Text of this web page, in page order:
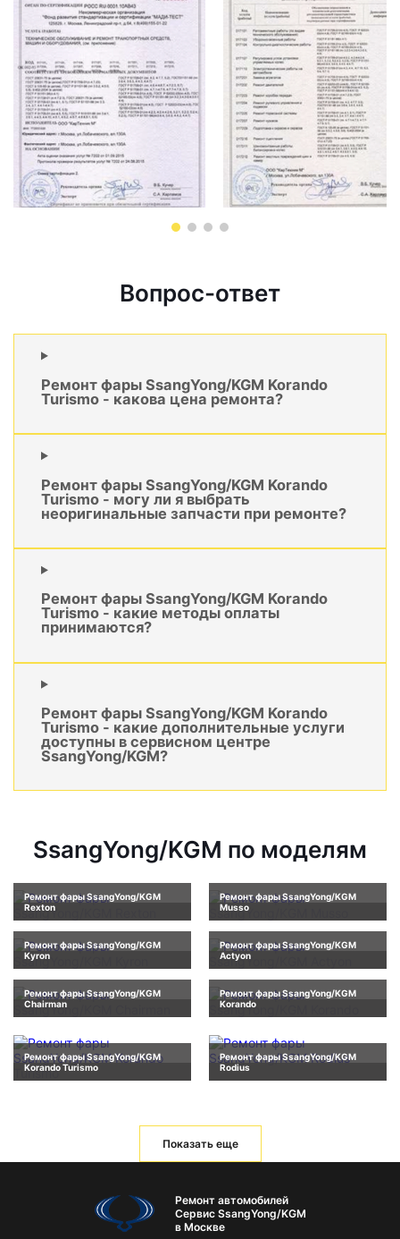
Вопрос-ответ
Ремонт фары SsangYong/KGM Korando
Turismo - какова цена ремонта?
Ремонт фары SsangYong/KGM Korando
Turismo - могу ли я выбрать
неоригинальные запчасти при ремонте?
Ремонт фары SsangYong/KGM Korando
Turismo - какие методы оплаты
принимаются?
Ремонт фары SsangYong/KGM Korando
Turismo - какие дополнительные услуги
доступны в сервисном центре
SsangYong/KGM?
SsangYong/KGM по моделям
Ремонт фары SsangYong/KGM
Rexton
Ремонт фары SsangYong/KGM
Musso
Ремонт фары SsangYong/KGM
Kyron
Ремонт фары SsangYong/KGM
Actyon
Ремонт фары SsangYong/KGM
Chairman
Ремонт фары SsangYong/KGM
Korando
Ремонт фары SsangYong/KGM
Korando Turismo
Ремонт фары SsangYong/KGM
Rodius
Показать еще
Ремонт автомобилей
Сервис SsangYong/KGM
в Москве